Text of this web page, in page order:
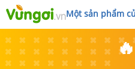
Một sản phẩm